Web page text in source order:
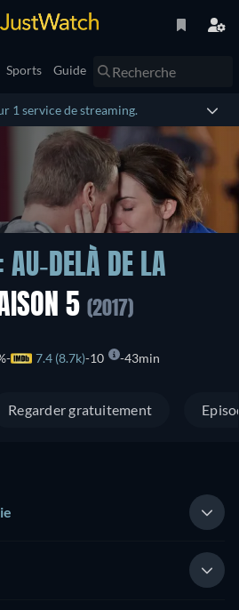
Sports Guide
1 service de streaming.
AU-DELÀ DE LA
5 (2017)
7.4 (8.7k) 10 43min
Regarder gratuitement